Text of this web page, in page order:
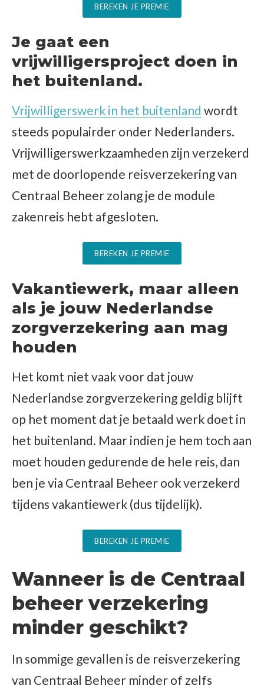
BEREKEN JE PREMIE
Je gaat een
vrijwilligersproject doen in
het buitenland.
Vrijwilligerswerk in het buitenland wordt
steeds populairder onder Nederlanders.
Vrijwilligerswerkzaamheden zijn verzekerd
met de doorlopende reisverzekering van
Centraal Beheer zolang je de module
zakenreis hebt afgesloten.
BEREKEN JE PREMIE
Vakantiewerk, maar alleen
als je jouw Nederlandse
zorgverzekering aan mag
houden
Het komt niet vaak voor dat jouw
Nederlandse zorgverzekering geldig blijft
op het moment dat je betaald werk doet in
het buitenland. Maar indien je hem toch aan
moet houden gedurende de hele reis, dan
ben je via Centraal Beheer ook verzekerd
tijdens vakantiewerk (dus tijdelijk).
BEREKEN JE PREMIE
Wanneer is de Centraal
beheer verzekering
minder geschikt?
In sommige gevallen is de reisverzekering
van Centraal Beheer minder of zelfs